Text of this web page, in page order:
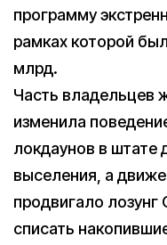
программу
рамках которой
млрд.
Часть владельцев
изменила
локдаунов в штате
выселения, а
продвигало
списать